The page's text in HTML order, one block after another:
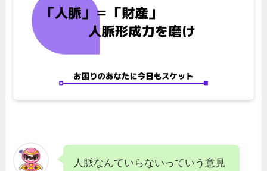
人脈なんていらないっていう意見